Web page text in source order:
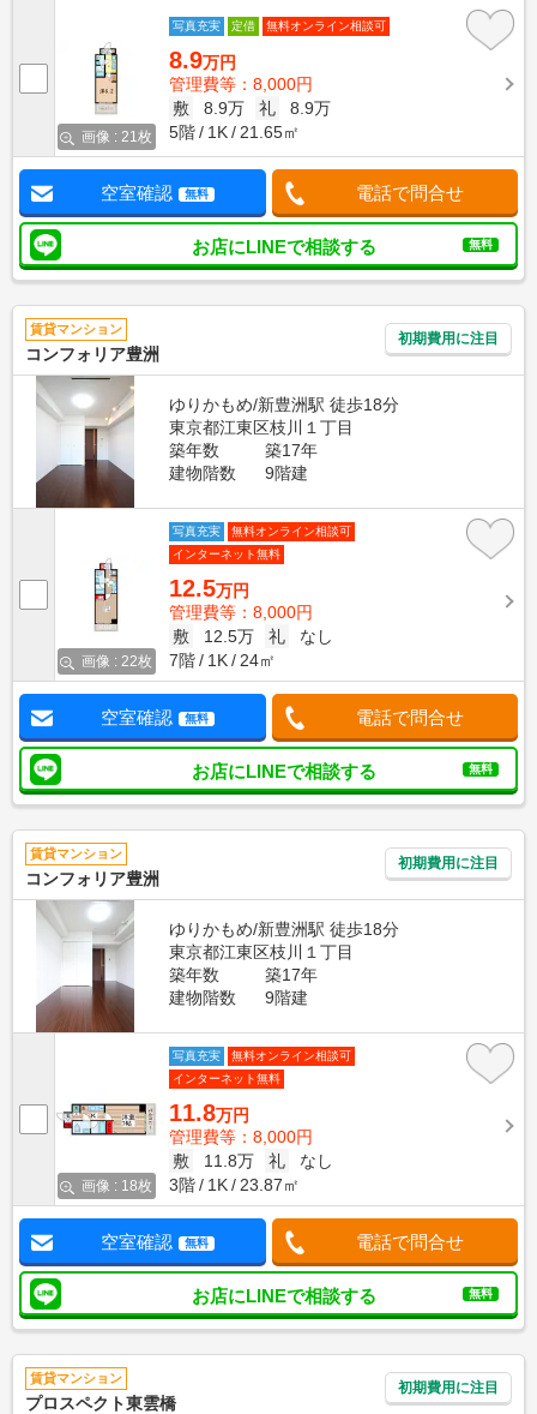
画像 : 21枚
写真充実 定借 無料オンライン相談可
8.9万円
管理費等：8,000円
敷
8.9万 礼
8.9万
5階
1K 21.65㎡
空室確認 無料 電話で問合せ
お店にLINEで相談する 無料
賃貸マンション
コンフォリア豊洲
初期費用に注目
ゆりかもめ/新豊洲駅 徒歩18分
東京都江東区枝川１丁目
築年数
築17年
建物階数
9階建
画像 : 22枚
写真充実
無料オンライン相談可
インターネット無料
12.5万円
管理費等：8,000円
敷
12.5万 礼
なし
7階
1K 24㎡
空室確認 無料 電話で問合せ
お店にLINEで相談する 無料
賃貸マンション
コンフォリア豊洲
初期費用に注目
ゆりかもめ/新豊洲駅 徒歩18分
東京都江東区枝川１丁目
築年数
築17年
建物階数
9階建
画像 : 18枚
写真充実
無料オンライン相談可
インターネット無料
11.8万円
管理費等：8,000円
敷
11.8万 礼
なし
3階
1K 23.87㎡
空室確認 無料 電話で問合せ
お店にLINEで相談する 無料
賃貸マンション
プロスペクト東雲橋
初期費用に注目